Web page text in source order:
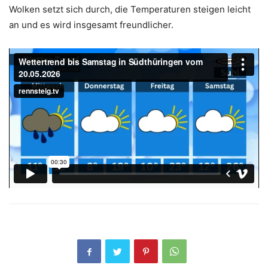
Wolken setzt sich durch, die Temperaturen steigen leicht
an und es wird insgesamt freundlicher.